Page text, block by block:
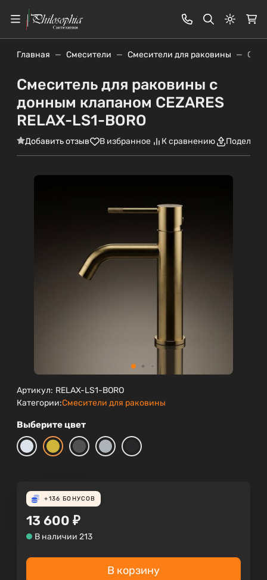
Главная Смесители Смесители для раковины
Смеситель для раковины с
донным клапаном CEZARES
RELAX-LS1-BORO
Добавить отзыв В избранное К сравнению
Артикул: RELAX-LS1-BORO
Категории:Смесители для раковины
Выберите цвет
+136 БОНУСОВ
13 600 ₽
В наличии 213
В корзину